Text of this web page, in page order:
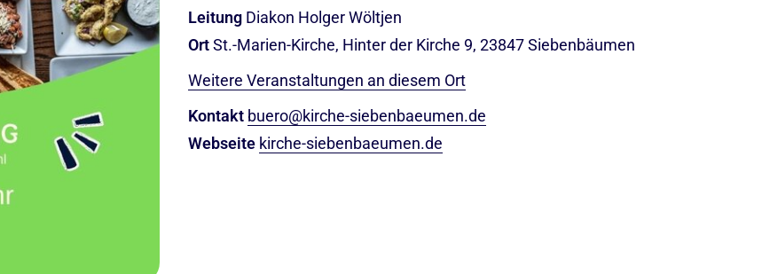
Leitung Diakon Holger Wöltjen
OrtSt.-Marien-Kirche, Hinter der Kirche 9, 23847 Siebenbäumen
Weitere Veranstaltungen an diesem Ort
Kontakt buero@kirche-siebenbaeumen.de
Webseite kirche-siebenbaeumen.de